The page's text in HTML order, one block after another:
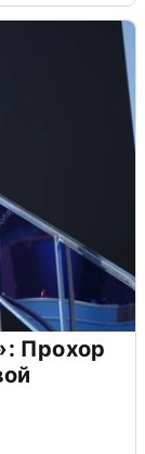
Прохор